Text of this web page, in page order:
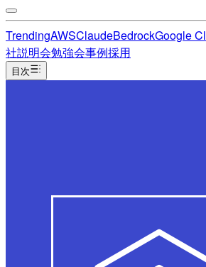
TrendingAWSClaudeBedrockGoogle
社説明会勉強会事例採用
目次